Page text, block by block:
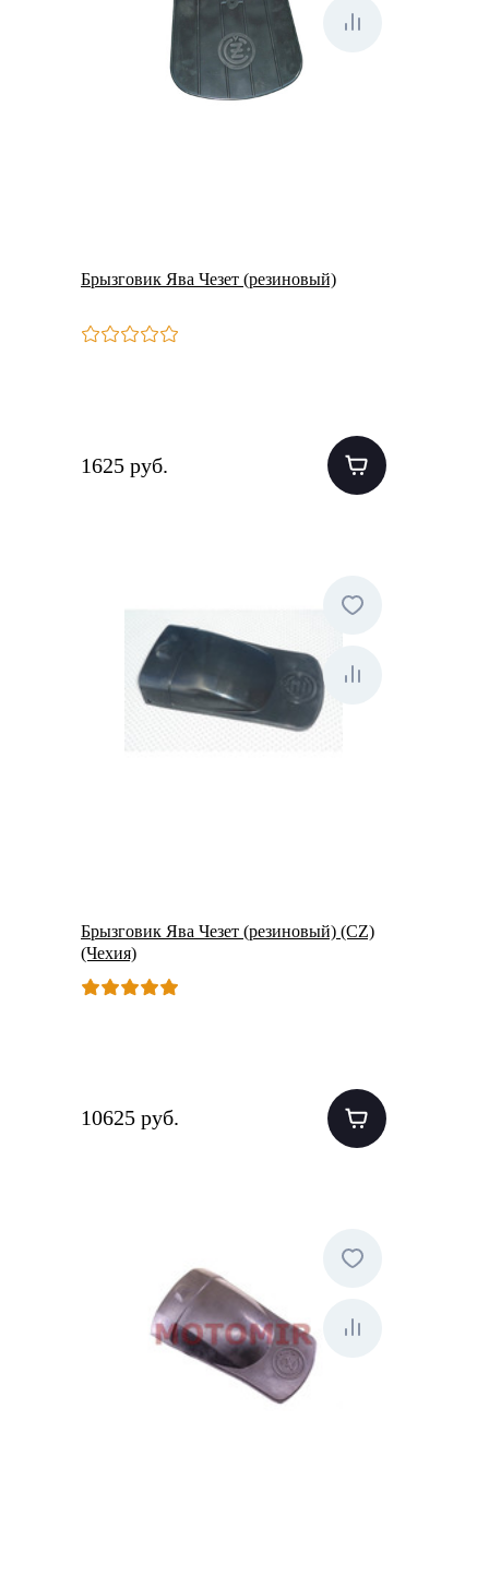
Брызговик Ява Чезет (резиновый)
1625 руб.
Брызговик Ява Чезет (резиновый) (CZ)
(Чехия)
10625 руб.